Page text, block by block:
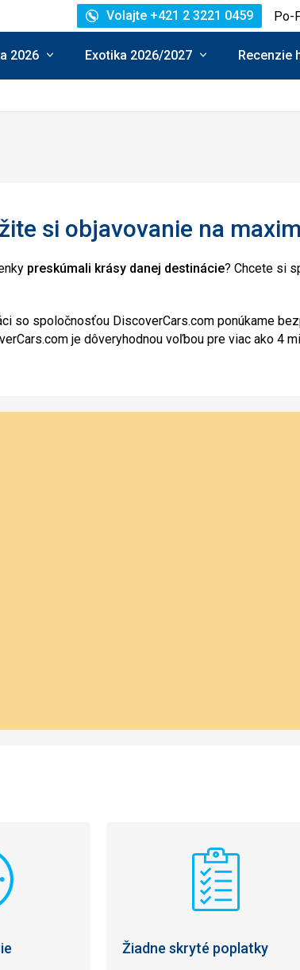
Volajte +421 2 3221 0459
2026 Exotika 2026/2027 Recenzie
si objavovanie na
preskúmali krásy danej destinácie? Chcete si
so spoločnosťou DiscoverCars.com ponúkame
je dôveryhodnou voľbou pre viac ako 4
Žiadne skryté poplatky